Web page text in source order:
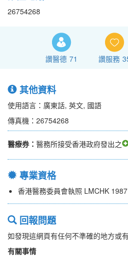
26754268
讚醫德 71 讚服務
其他資料
使用語言：廣東話, 英文, 國語
傳真機：26754268
醫療券： 醫務所接受香港政府發出之
專業資格
香港醫務委員會執照 LMCHK 1987
回報問題
如發現這網頁有任何不準確的地方或
有關事情